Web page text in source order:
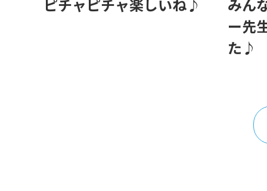
ピチャピチャ楽しいね♪
みん
ー先
た♪